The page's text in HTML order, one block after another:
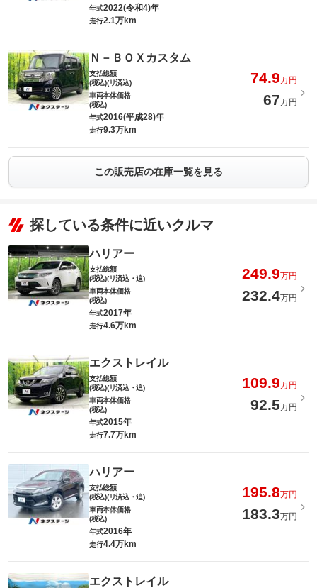
年式2022(令和4)年
走行2.1万km
Ｎ－ＢＯＸカスタム
支払総額
(税込)(リ済込)
74.9万円
車両本体価格
(税込)
67万円
年式2016(平成28)年
走行9.3万km
この販売店の在庫一覧を見る
探している条件に近いクルマ
ハリアー
支払総額
(税込)(リ済込・追)
249.9万円
車両本体価格
(税込)
232.4万円
年式2017年
走行4.6万km
エクストレイル
支払総額
(税込)(リ済込・追)
109.9万円
車両本体価格
(税込)
92.5万円
年式2015年
走行7.7万km
ハリアー
支払総額
(税込)(リ済込・追)
195.8万円
車両本体価格
(税込)
183.3万円
年式2016年
走行4.4万km
エクストレイル